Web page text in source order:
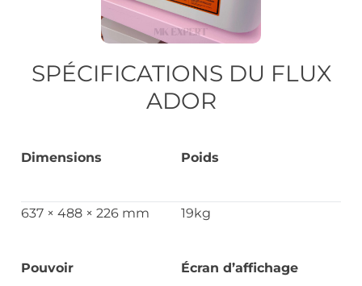
SPÉCIFICATIONS DU FLUX
ADOR
Dimensions
637 × 488 × 226 mm
Poids
19kg
Pouvoir Écran d’affichage